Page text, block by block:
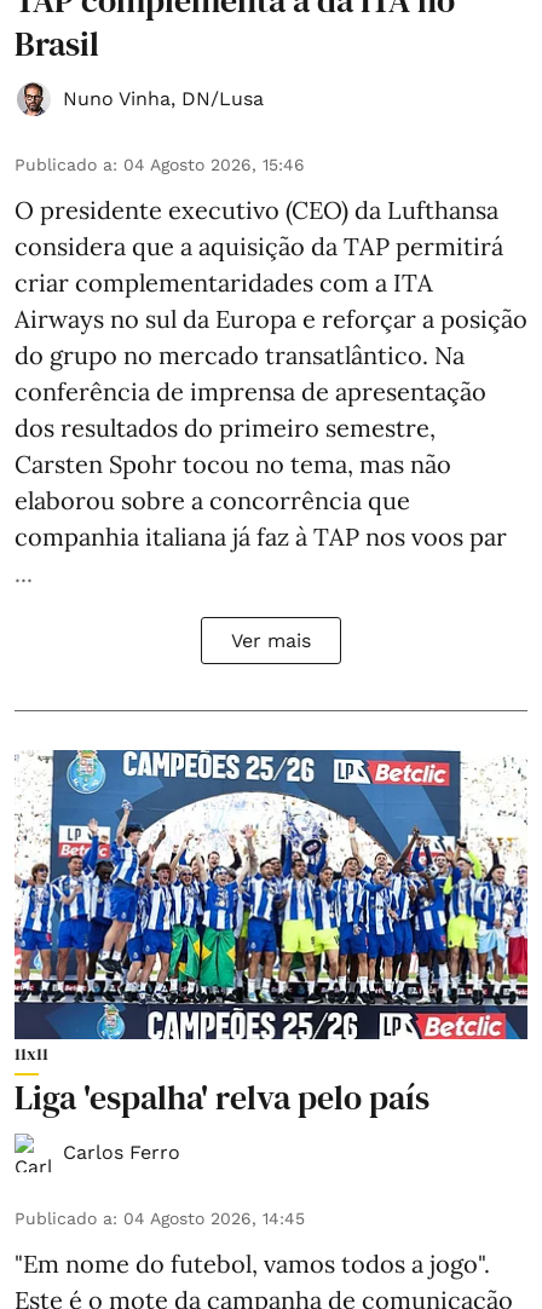
Brasil
Nuno Vinha, DN/Lusa
Publicado a: 04 Agosto 2026, 15:46
O presidente executivo (CEO) da Lufthansa
considera que a aquisição da TAP permitirá
criar complementaridades com a ITA
Airways no sul da Europa e reforçar a posição
do grupo no mercado transatlântico. Na
conferência de imprensa de apresentação
dos resultados do primeiro semestre,
Carsten Spohr tocou no tema, mas não
elaborou sobre a concorrência que
companhia italiana já faz à TAP nos voos par
...
Ver mais
11x11
Liga 'espalha' relva pelo país
Carlos Ferro
Publicado a: 04 Agosto 2026, 14:45
"Em nome do futebol, vamos todos a jogo".
Este é o mote da campanha de comunicação